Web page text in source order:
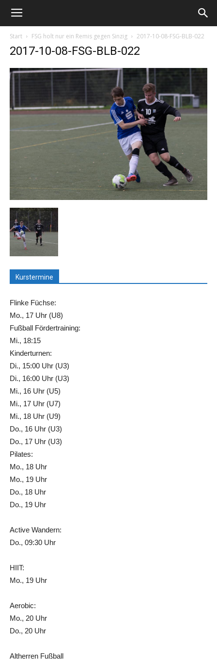
Start FSG holt nur ein Remis gegen Sinzig 2017-10-08-FSG-BLB-022
2017-10-08-FSG-BLB-022
Kurstermine
Flinke Füchse:
Mo., 17 Uhr (U8)
Fußball Fördertraining:
Mi., 18:15
Kinderturnen:
Di., 15:00 Uhr (U3)
Di., 16:00 Uhr (U3)
Mi., 16 Uhr (U5)
Mi., 17 Uhr (U7)
Mi., 18 Uhr (U9)
Do., 16 Uhr (U3)
Do., 17 Uhr (U3)
Pilates:
Mo., 18 Uhr
Mo., 19 Uhr
Do., 18 Uhr
Do., 19 Uhr
Active Wandern:
Do., 09:30 Uhr
HIIT:
Mo., 19 Uhr
Aerobic:
Mo., 20 Uhr
Do., 20 Uhr
Altherren Fußball